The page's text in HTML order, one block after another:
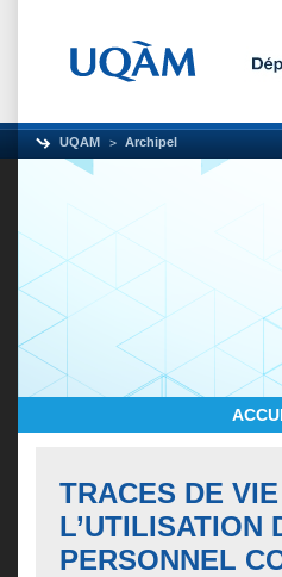
UQAM Archipel
TRACES DE
L’UTILISATION
PERSONNEL